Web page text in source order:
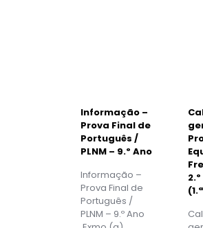
Informação –
Prova Final de
Português /
PLNM – 9.º Ano
Informação –
Prova Final de
Português /
PLNM – 9.º Ano